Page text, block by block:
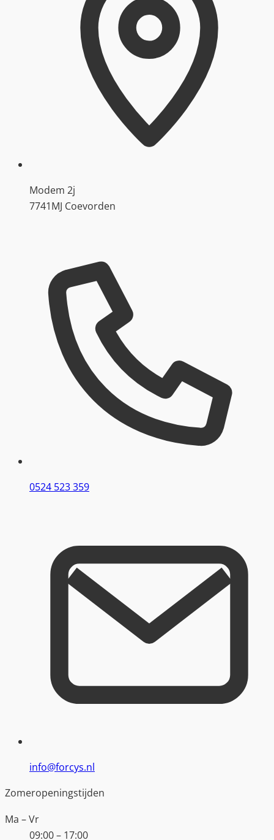
Modem 2j
7741MJ Coevorden
0524 523 359
info@forcys.nl
Zomeropeningstijden
Ma – Vr
09:00 – 17:00